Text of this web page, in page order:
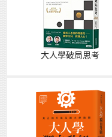
大人學破局思考